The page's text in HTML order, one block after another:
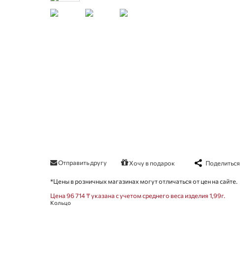
Отправить другу Хочу в подарок Поделиться
*Цены в розничных магазинах могут отличаться от цен на сайте.
Цена 96 714 ₸ указана с учетом среднего веса изделия 1,99г.
Кольцо